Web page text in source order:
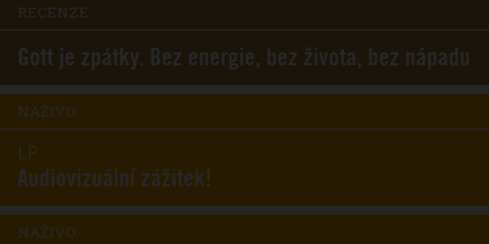
RECENZE
Gott je zpátky. Bez energie, bez života, bez nápadu
NAŽIVO
LP
Audiovizuální zážitek!
NAŽIVO